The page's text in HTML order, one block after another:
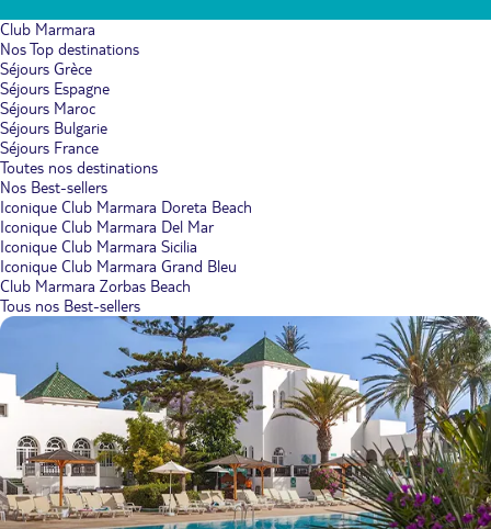
Club Marmara
Nos Top destinations
Séjours Grèce
Séjours Espagne
Séjours Maroc
Séjours Bulgarie
Séjours France
Toutes nos destinations
Nos Best-sellers
Iconique Club Marmara Doreta Beach
Iconique Club Marmara Del Mar
Iconique Club Marmara Sicilia
Iconique Club Marmara Grand Bleu
Club Marmara Zorbas Beach
Tous nos Best-sellers